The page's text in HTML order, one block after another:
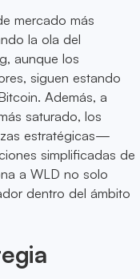
mercado más
la ola del
aunque los
siguen estando
Además, a
saturado, los
estratégicas—
simplificadas de
a WLD no solo
dentro del ámbito